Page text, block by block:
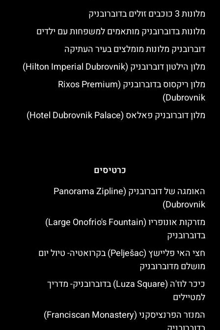
מלונות 3 כוכבים זולים בדוברובניק
מלונות בדוברובניק מותאמים למשפחות עם ילדים
דוברובניק מלונות מומלצים בעיר העתיקה
מלון הילטון דוברובניק (Hilton Imperial Dubrovnik)
מלון ריקסוס בדוברובניק (Rixos Premium
Dubrovnik)
מלון דוברובניק פאלאס (Hotel Dubrovnik Palace)
כרטיסים
האומגה של דוברובניק (Panorama Zipline
Dubrovnik)
מזרקות אונופריו (Large Onofrio's Fountain)
בדוברובניק
חצי האי פליישץ (Pelješac) בקרואטיה- טיול יום
מושלם מדוברובניק
כיכר לוז'ה (Luza Square) בדוברובניק- מדריך
למטיילים
המנזר הפרנציסקני (Franciscan Monastery)